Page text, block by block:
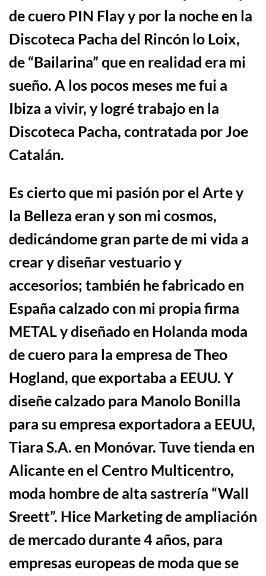
de cuero PIN Flay y por la noche en la
Discoteca Pacha del Rincón lo Loix,
de “Bailarina” que en realidad era mi
sueño. A los pocos meses me fui a
Ibiza a vivir, y logré trabajo en la
Discoteca Pacha, contratada por Joe
Catalán.
Es cierto que mi pasión por el Arte y
la Belleza eran y son mi cosmos,
dedicándome gran parte de mi vida a
crear y diseñar vestuario y
accesorios; también he fabricado en
España calzado con mi propia firma
METAL y diseñado en Holanda moda
decuero para la empresa de Theo
Hogland, que exportaba a EEUU. Y
diseñe calzado para Manolo Bonilla
para su empresa exportadora a EEUU,
Tiara S.A. en Monóvar. Tuve tienda en
Alicante en el Centro Multicentro,
moda hombre de alta sastrería “Wall
Sreett”. Hice Marketing de ampliación
de mercado durante 4 años, para
empresas europeas de moda que se